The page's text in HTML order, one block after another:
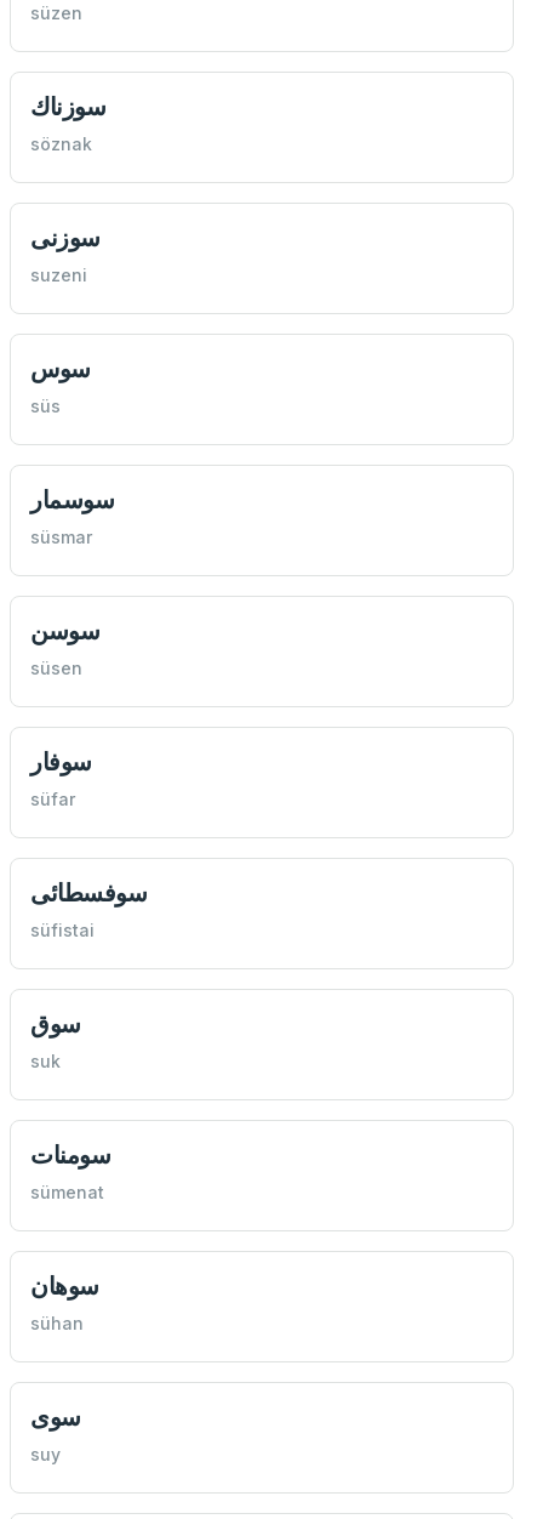
süzen
سوزناك
söznak
سوزنی
suzeni
سوس
süs
سوسمار
süsmar
سوسن
süsen
سوفار
süfar
سوفسطائی
süfistai
سوق
suk
سومنات
sümenat
سوهان
sühan
سوی
suy